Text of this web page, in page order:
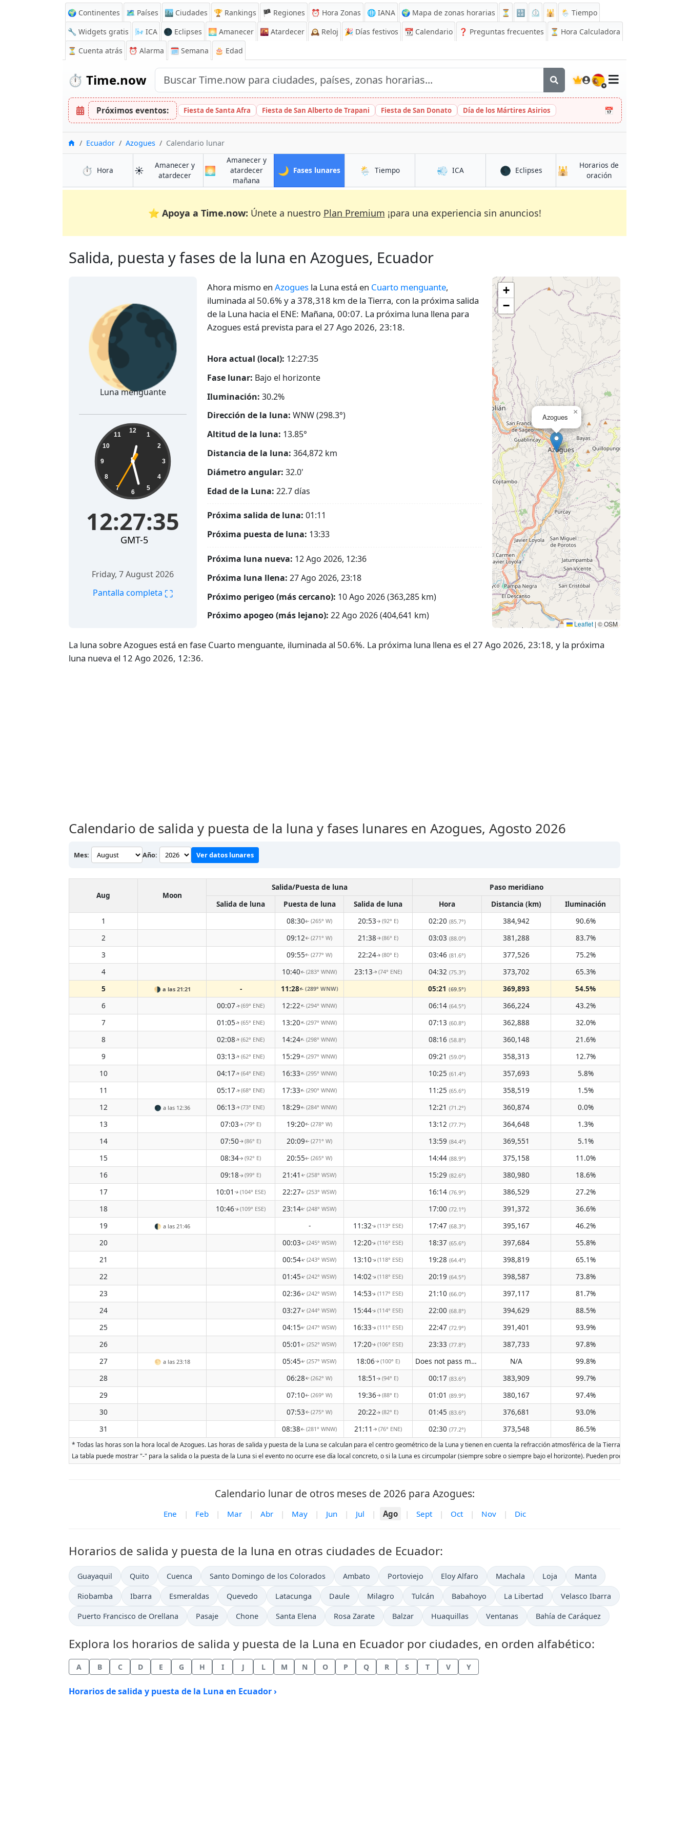
🌍 Continentes 🗺️ Países 🏙️ Ciudades 🏆 Rankings 🏴 Regiones ⏰ Hora Zonas 🌐 IANA 🌍 Mapa de zonas horarias ⏳ 🔡 ⏲️ 🕌
🌦️ Tiempo
🔧 Widgets gratis
🌬️ ICA 🌑 Eclipses 🌅 Amanecer 🌇 Atardecer 🕰️ Reloj 🎉 Días festivos 📆 Calendario ❓ Preguntas frecuentes
⏳ Hora Calculadora
⏳ Cuenta atrás ⏰ Alarma 🗓️ Semana 🎂 Edad
⏱️ Time.now 🇪🇸
Próximos eventos: Fiesta de Santa Afra Fiesta de San Alberto de Trapani Fiesta de San Donato Día de los Mártires Asirios 📅
InicioEcuador Azogues Calendario lunar
⏱️ Hora en Azogues
☀️
Amanecer y
atardeceren Azogues
🌅
Amanecer y
atardecer
mañana
🌙 Fases lunaresen Azogues
🌦️ Tiempoen Azogues💨 ICAen Azogues🌑 Eclipsesen Azogues
🕌
Horarios de
oraciónen Azogues
⭐ Apoya a Time.now: Únete a nuestro Plan Premium ¡para una experiencia sin anuncios!
Salida, puesta y fases de la luna en Azogues, Ecuador
Ahora mismo en Azogues la Luna está en Cuarto menguante,
iluminada al 50.6% y a 378,318 km de la Tierra, con la próxima salida
de la Luna hacia el ENE: Mañana, 00:07. La próxima luna llena para
Azogues está prevista para el 27 Ago 2026, 23:18.
🌘
Luna menguante
12:27:36 12
1
2
3
4
5
6
7
8
9
10
11
12:27:36
GMT-5
Friday, 7 August 2026
Pantalla completa ⛶
Hora actual (local): 12:27:36
Fase lunar: Bajo el horizonte
Iluminación: 30.2%
Dirección de la luna: WNW (298.3°)
Altitud de la luna: 13.85°
Distancia de la luna: 364,872 km
Diámetro angular: 32.0'
Edad de la Luna: 22.7 días
Próxima salida de luna: 01:11
Próxima puesta de luna: 13:33
Próxima luna nueva: 12 Ago 2026, 12:36
Próxima luna llena: 27 Ago 2026, 23:18
Próximo perigeo (más cercano): 10 Ago 2026 (363,285 km)
Próximo apogeo (más lejano): 22 Ago 2026 (404,641 km)
Azogues
×
+
−
Leaflet | © OSM
La luna sobre Azogues está en fase Cuarto menguante, iluminada al 50.6%. La próxima luna llena es el 27 Ago 2026, 23:18, y la próxima
luna nueva el 12 Ago 2026, 12:36.
Calendario de salida y puesta de la luna y fases lunares en Azogues, Agosto 2026
Mes: Año: Ver datos lunares
Aug Moon
Salida/Puesta de luna
Paso meridiano
Salida de luna
Puesta de luna Salida de luna Hora Distancia (km)
Iluminación
1
08:30↑(265° W) 20:53↑(92° E) 02:20 (85.7°) 384,942
90.6%
2
09:12↑(271° W) 21:38↑(86° E) 03:03 (88.0°) 381,288
83.7%
3
09:55↑(277° W) 22:24↑(80° E) 03:46 (81.6°) 377,526
75.2%
4
10:40↑(283° WNW) 23:13↑(74° ENE) 04:32 (75.3°) 373,702
65.3%
5
🌗 a las 21:21 - 11:28↑(289° WNW) 05:21 (69.5°) 369,893
54.5%
6
00:07↑(69° ENE) 12:22↑(294° WNW) 06:14 (64.5°) 366,224
43.2%
7
01:05↑(65° ENE) 13:20↑(297° WNW) 07:13 (60.8°) 362,888
32.0%
8
02:08↑(62° ENE) 14:24↑(298° WNW) 08:16 (58.8°) 360,148
21.6%
9
03:13↑(62° ENE) 15:29↑(297° WNW) 09:21 (59.0°) 358,313
12.7%
10
04:17↑(64° ENE) 16:33↑(295° WNW) 10:25 (61.4°) 357,693
5.8%
11
05:17↑(68° ENE) 17:33↑(290° WNW) 11:25 (65.6°) 358,519
1.5%
12
🌑 a las 12:36 06:13↑(73° ENE) 18:29↑(284° WNW) 12:21 (71.2°) 360,874
0.0%
13
07:03↑(79° E) 19:20↑(278° W) 13:12 (77.7°) 364,648
1.3%
14
07:50↑(86° E) 20:09↑(271° W) 13:59 (84.4°) 369,551
5.1%
15
08:34↑(92° E) 20:55↑(265° W) 14:44 (88.9°) 375,158
11.0%
16
09:18↑(99° E) 21:41 ↑(258° WSW) 15:29 (82.6°) 380,980
18.6%
17
10:01 ↑(104° ESE) 22:27↑(253° WSW) 16:14 (76.9°) 386,529
27.2%
18
10:46↑(109° ESE) 23:14↑(248° WSW) 17:00 (72.1°) 391,372
36.6%
19
🌓 a las 21:46 - 11:32↑(113° ESE) 17:47 (68.3°) 395,167
46.2%
20
00:03↑(245° WSW) 12:20↑(116° ESE) 18:37 (65.6°) 397,684
55.8%
21
00:54↑(243° WSW) 13:10↑(118° ESE) 19:28 (64.4°) 398,819
65.1%
22
01:45↑(242° WSW) 14:02↑(118° ESE) 20:19 (64.5°) 398,587
73.8%
23
02:36↑(242° WSW) 14:53↑(117° ESE) 21:10 (66.0°) 397,117
81.7%
24
03:27↑(244° WSW) 15:44↑(114° ESE) 22:00 (68.8°) 394,629
88.5%
25
04:15↑(247° WSW) 16:33↑(111° ESE) 22:47 (72.9°) 391,401
93.9%
26
05:01 ↑(252° WSW) 17:20↑(106° ESE) 23:33 (77.8°) 387,733
97.8%
27
🌕 a las 23:18 05:45↑(257° WSW) 18:06↑(100° E) Does not pass meridian N/A
99.8%
28
06:28↑(262° W) 18:51 ↑(94° E) 00:17 (83.6°) 383,909
99.7%
29
07:10↑(269° W) 19:36↑(88° E) 01:01 (89.9°) 380,167
97.4%
30
07:53↑(275° W) 20:22↑(82° E) 01:45 (83.6°) 376,681
93.0%
31
08:38↑(281° WNW) 21:11 ↑(76° ENE) 02:30 (77.2°) 373,548 86.5%
* Todas las horas son la hora local de Azogues. Las horas de salida y puesta de la Luna se calculan para el centro geométrico de la Luna y tienen en cuenta la refracción atmosférica de la Tierra. Las fechas se
La tabla puede mostrar "-" para la salida o la puesta de la Luna si el evento no ocurre ese día local concreto, o si la Luna es circumpolar (siempre sobre o siempre bajo el horizonte). Pueden producirse dos salidas o
Calendario lunar de otros meses de 2026 para Azogues:
Ene | Feb | Mar | Abr | May | Jun | Jul | Ago | Sept | Oct | Nov | Dic
Horarios de salida y puesta de la luna en otras ciudades de Ecuador:
Guayaquil Quito Cuenca Santo Domingo de los Colorados Ambato Portoviejo Eloy Alfaro Machala Loja Manta
Riobamba Ibarra Esmeraldas Quevedo Latacunga Daule Milagro Tulcán Babahoyo La Libertad Velasco Ibarra
Puerto Francisco de Orellana Pasaje Chone Santa Elena Rosa Zarate Balzar Huaquillas Ventanas Bahía de Caráquez
Explora los horarios de salida y puesta de la Luna en Ecuador por ciudades, en orden alfabético:
A B C D E G H I J L M N O P Q R S T V Y
Horarios de salida y puesta de la Luna en Ecuador ›